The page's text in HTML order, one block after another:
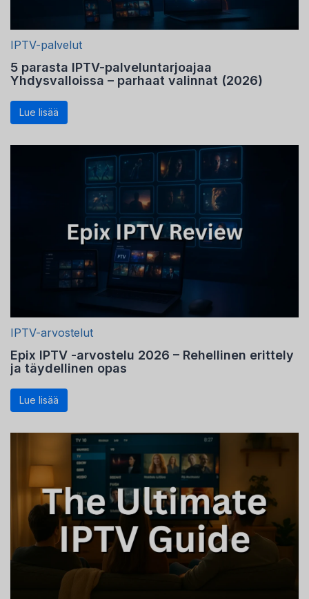
IPTV-palvelut
5 parasta IPTV-palveluntarjoajaa
Yhdysvalloissa – parhaat valinnat (2026)
Lue lisää
IPTV-arvostelut
Epix IPTV -arvostelu 2026 – Rehellinen erittely
ja täydellinen opas
Lue lisää